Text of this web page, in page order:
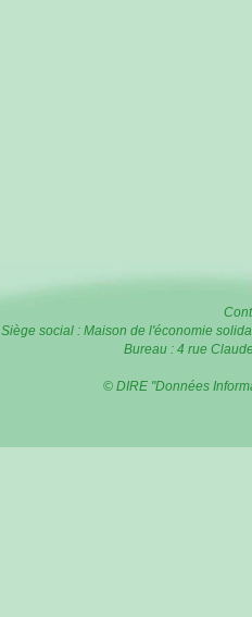
Siège social : Maison de l'économie
Bureau : 4 rue
© DIRE "Données